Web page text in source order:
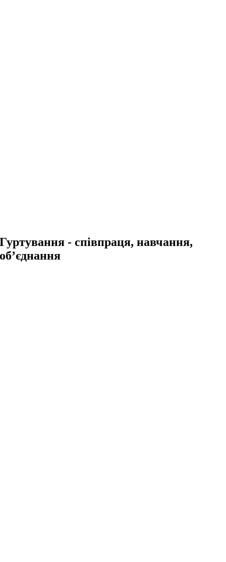
Гуртування - співпраця, навчання,
об’єднання